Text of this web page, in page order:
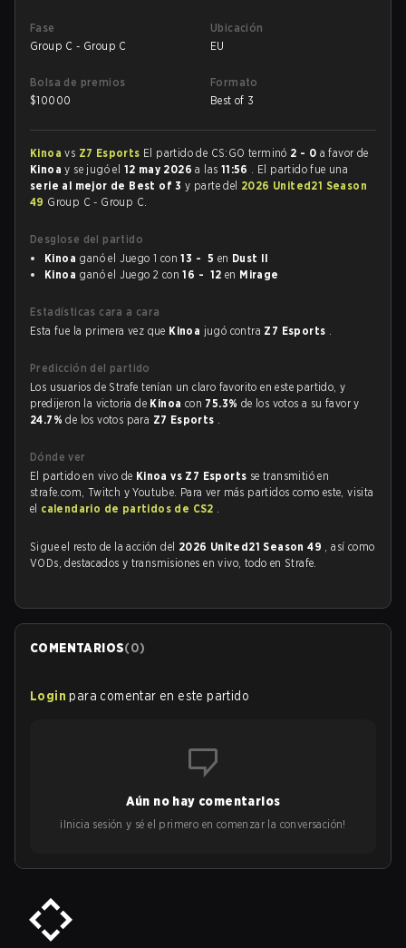
Fase
Group C - Group C
Ubicación
EU
Bolsa de premios
$10000
Formato
Best of 3
Kinoavs Z7 Esports El partido de CS:GO terminó 2 - 0 a favor de
Kinoay se jugó el 12 may 2026a las 11:56 . El partido fue una
serie al mejor de Best of 3y parte del 2026 United21 Season
49 Group C - Group C.
Desglose del partido
Kinoa ganó el Juego 1 con13 - 5 en Dust II
Kinoa ganó el Juego 2 con16 - 12 en Mirage
Estadísticas cara a cara
Esta fue la primera vez que Kinoa jugó contra Z7 Esports .
Predicción del partido
Los usuarios de Strafe tenían un claro favorito en este partido, y
predijeron la victoria de Kinoa con 75.3% de los votos a su favor y
24.7%de los votos para Z7 Esports .
Dónde ver
El partido en vivo de Kinoa vs Z7 Esports se transmitió en
strafe.com, Twitch y Youtube. Para ver más partidos como este, visita
el calendario de partidos de CS2 .
Sigue el resto de la acción del 2026 United21 Season 49 , así como
VODs, destacados y transmisiones en vivo, todo en Strafe.
COMENTARIOS(0)
Login para comentar en este partido
Aún no hay comentarios
¡Inicia sesión y sé el primero en comenzar la conversación!